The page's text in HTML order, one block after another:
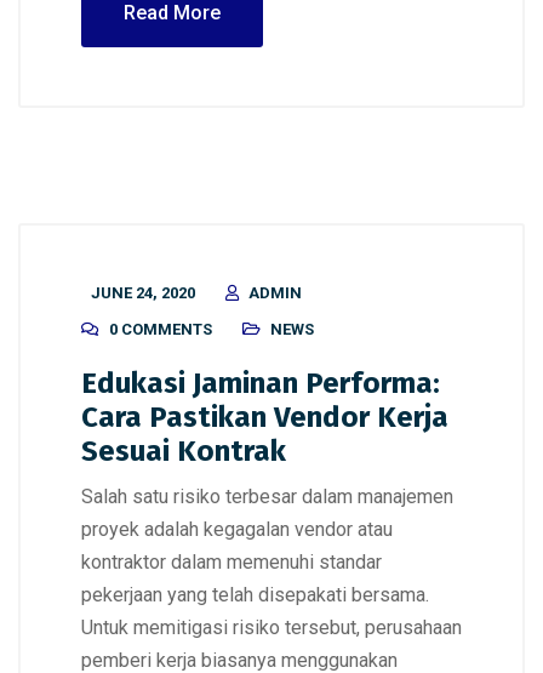
Read More
JUNE 24, 2020
ADMIN
0 COMMENTS
NEWS
Edukasi Jaminan Performa:
Cara Pastikan Vendor Kerja
Sesuai Kontrak
Salah satu risiko terbesar dalam manajemen
proyek adalah kegagalan vendor atau
kontraktor dalam memenuhi standar
pekerjaan yang telah disepakati bersama.
Untuk memitigasi risiko tersebut, perusahaan
pemberi kerja biasanya menggunakan